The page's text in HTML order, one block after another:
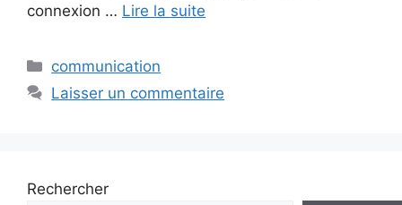
connexion … Lire la suite
Catégories
communication
Laisser un commentaire
Rechercher